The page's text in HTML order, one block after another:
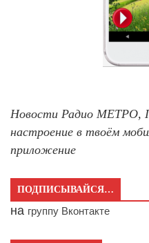
Новости Радио МЕТРО,
настроение в твоём
приложение
ПОДПИСЫВАЙСЯ…
на группу Вконтакте